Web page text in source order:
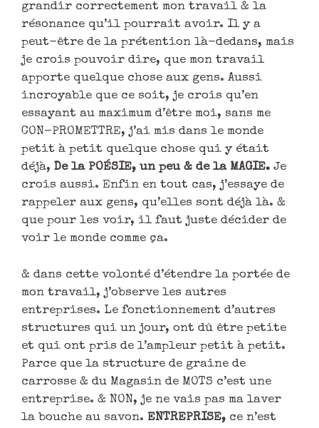
grandir correctement mon travail & la
résonance qu’il pourrait avoir. Il y a
peut-être de la prétention là-dedans, mais
je crois pouvoir dire, que mon travail
apporte quelque chose aux gens. Aussi
incroyable que ce soit, je crois qu’en
essayant au maximum d’être moi, sans me
CON-PROMETTRE, j’ai mis dans le monde
petit à petit quelque chose qui y était
déjà, De la POÉSIE, un peu & de la MAGIE. Je
crois aussi. Enfin en tout cas, j’essaye de
rappeler aux gens, qu’elles sont déjà là. &
que pour les voir, il faut juste décider de
voir le monde comme ça.
& dans cette volonté d’étendre la portée de
mon travail, j’observe les autres
entreprises. Le fonctionnement d’autres
structures qui un jour, ont dû être petite
et qui ont pris de l’ampleur petit à petit.
Parce que la structure de graine de
carrosse & du Magasin de MOTS c’est une
entreprise. & NON, je ne vais pas ma laver
la bouche au savon. ENTREPRISE, ce n’est